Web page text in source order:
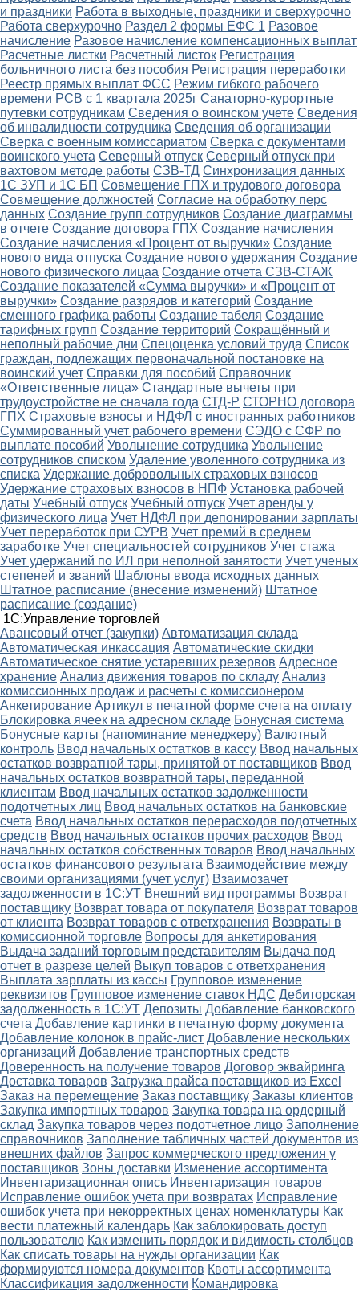
и праздники Работа в выходные, праздники и сверхурочно
Работа сверхурочно Раздел 2 формы ЕФС 1 Разовое
начисление Разовое начисление компенсационных выплат
Расчетные листки Расчетный листок Регистрация
больничного листа без пособия Регистрация переработки
Реестр прямых выплат ФСС Режим гибкого рабочего
времени РСВ с 1 квартала 2025г Санаторно-курортные
путевки сотрудникам Сведения о воинском учете Сведения
об инвалидности сотрудника Сведения об организации
Сверка с военным комиссариатом Сверка с документами
воинского учета Северный отпуск Северный отпуск при
вахтовом методе работы СЗВ-ТД Синхронизация данных
1С ЗУП и 1С БП Совмещение ГПХ и трудового договора
Совмещение должностей Согласие на обработку перс
данных Создание групп сотрудников Создание диаграммы
в отчете Создание договора ГПХ Создание начисления
Создание начисления «Процент от выручки» Создание
нового вида отпуска Создание нового удержания Создание
нового физического лицаа Создание отчета СЗВ-СТАЖ
Создание показателей «Сумма выручки» и «Процент от
выручки» Создание разрядов и категорий Создание
сменного графика работы Создание табеля Создание
тарифных групп Создание территорий Сокращённый и
неполный рабочие дни Спецоценка условий труда Список
граждан, подлежащих первоначальной постановке на
воинский учет Справки для пособий Справочник
«Ответственные лица» Стандартные вычеты при
трудоустройстве не сначала года СТД-Р СТОРНО договора
ГПХ Страховые взносы и НДФЛ с иностранных работников
Суммированный учет рабочего времени СЭДО с СФР по
выплате пособий Увольнение сотрудника Увольнение
сотрудников списком Удаление уволенного сотрудника из
списка Удержание добровольных страховых взносов
Удержание страховых взносов в НПФ Установка рабочей
даты Учебный отпуск Учебный отпуск Учет аренды у
физического лица Учет НДФЛ при депонировании зарплаты
Учет переработок при СУРВ Учет премий в среднем
заработке Учет специальностей сотрудников Учет стажа
Учет удержаний по ИЛ при неполной занятости Учет ученых
степеней и званий Шаблоны ввода исходных данных
Штатное расписание (внесение изменений) Штатное
расписание (создание)
1С:Управление торговлей
Авансовый отчет (закупки) Автоматизация склада
Автоматическая инкассация Автоматические скидки
Автоматическое снятие устаревших резервов Адресное
хранение Анализ движения товаров по складу Анализ
комиссионных продаж и расчеты с комиссионером
Анкетирование Артикул в печатной форме счета на оплату
Блокировка ячеек на адресном складе Бонусная система
Бонусные карты (напоминание менеджеру) Валютный
контроль Ввод начальных остатков в кассу Ввод начальных
остатков возвратной тары, принятой от поставщиков Ввод
начальных остатков возвратной тары, переданной
клиентам Ввод начальных остатков задолженности
подотчетных лиц Ввод начальных остатков на банковские
счета Ввод начальных остатков перерасходов подотчетных
средств Ввод начальных остатков прочих расходов Ввод
начальных остатков собственных товаров Ввод начальных
остатков финансового результата Взаимодействие между
своими организациями (учет услуг) Взаимозачет
задолженности в 1С:УТ Внешний вид программы Возврат
поставщику Возврат товара от покупателя Возврат товаров
от клиента Возврат товаров с ответхранения Возвраты в
комиссионной торговле Вопросы для анкетирования
Выдача заданий торговым представителям Выдача под
отчет в разрезе целей Выкуп товаров с ответхранения
Выплата зарплаты из кассы Групповое изменение
реквизитов Групповое изменение ставок НДС Дебиторская
задолженность в 1С:УТ Депозиты Добавление банковского
счета Добавление картинки в печатную форму документа
Добавление колонок в прайс-лист Добавление нескольких
организаций Добавление транспортных средств
Доверенность на получение товаров Договор эквайринга
Доставка товаров Загрузка прайса поставщиков из Excel
Заказ на перемещение Заказ поставщику Заказы клиентов
Закупка импортных товаров Закупка товара на ордерный
склад Закупка товаров через подотчетное лицо Заполнение
справочников Заполнение табличных частей документов из
внешних файлов Запрос коммерческого предложения у
поставщиков Зоны доставки Изменение ассортимента
Инвентаризационная опись Инвентаризация товаров
Исправление ошибок учета при возвратах Исправление
ошибок учета при некорректных ценах номенклатуры Как
вести платежный календарь Как заблокировать доступ
пользователю Как изменить порядок и видимость столбцов
Как списать товары на нужды организации Как
формируются номера документов Квоты ассортимента
Классификация задолженности Командировка